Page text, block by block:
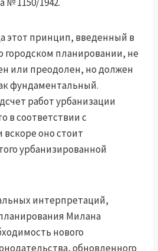
этот принцип, введенный в
городском планировании, не
или преодолен, но должен
фундаментальный.
работ урбанизации
в соответствии с
оно стоит
урбанизированной
интерпретаций,
Милана
нового
обновленного